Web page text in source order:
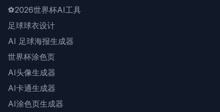
⚽2026世界杯AI工具
足球球衣设计
AI 足球海报生成器
世界杯涂色页
AI头像生成器
AI卡通生成器
AI涂色页生成器